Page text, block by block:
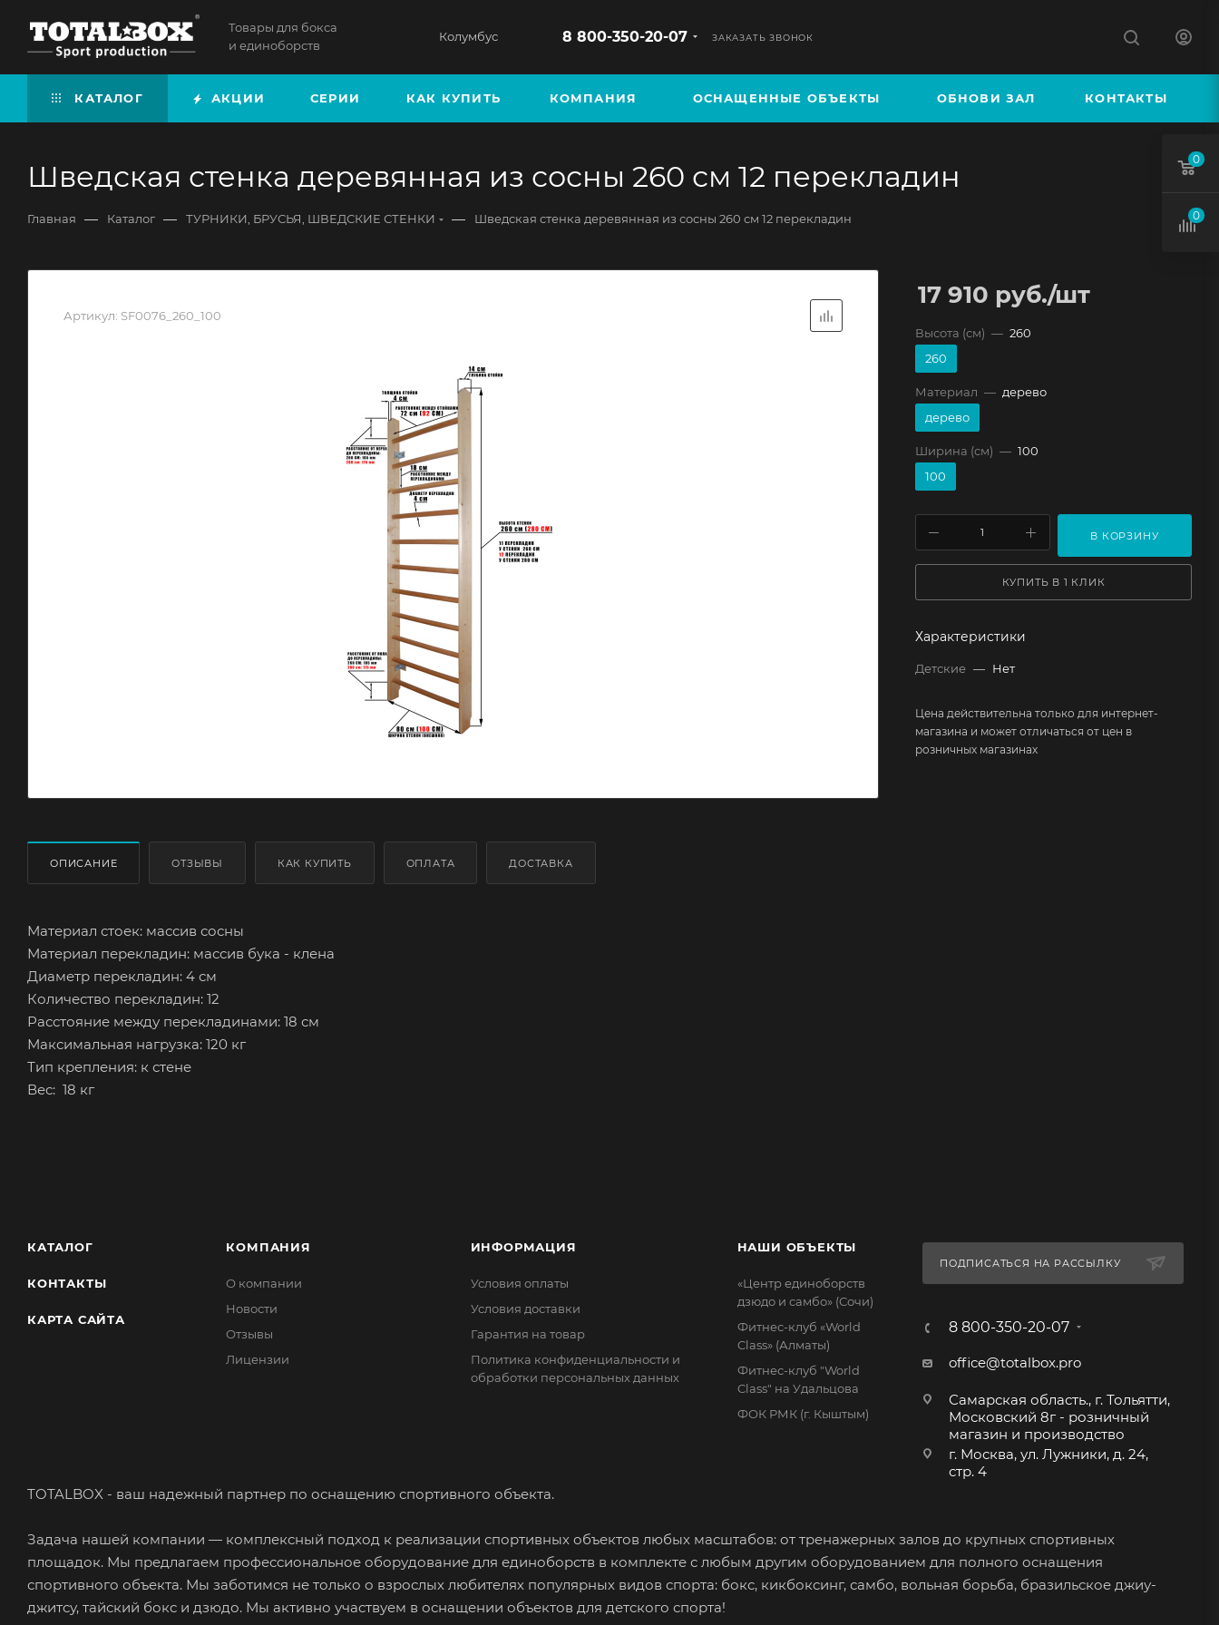
Товары для бокса
и единоборств
Колумбус 8 800-350-20-07 ЗАКАЗАТЬ ЗВОНОК
КАТАЛОГ АКЦИИ СЕРИИ КАК КУПИТЬ КОМПАНИЯ ОСНАЩЕННЫЕ ОБЪЕКТЫ ОБНОВИ ЗАЛ КОНТАКТЫ
Шведская стенка деревянная из сосны 260 см 12 перекладин
Главная — Каталог — ТУРНИКИ, БРУСЬЯ, ШВЕДСКИЕ СТЕНКИ — Шведская стенка деревянная из сосны 260 см 12 перекладин
Артикул: SF0076_260_100
ОПИСАНИЕ ОТЗЫВЫ КАК КУПИТЬ ОПЛАТА ДОСТАВКА
Материал стоек: массив сосны
Материал перекладин: массив бука - клена
Диаметр перекладин: 4 см
Количество перекладин: 12
Расстояние между перекладинами: 18 см
Максимальная нагрузка: 120 кг
Тип крепления: к стене
Вес: 18 кг
17 910 руб./шт
Высота (см) — 260
260
Материал — дерево
дерево
Ширина (см) — 100
100
В КОРЗИНУ
КУПИТЬ В 1 КЛИК
Характеристики
Детские — Нет
Цена действительна только для интернет-
магазина и может отличаться от цен в
розничных магазинах
КАТАЛОГ
КОНТАКТЫ
КАРТА САЙТА
КОМПАНИЯ
О компании
Новости
Отзывы
Лицензии
ИНФОРМАЦИЯ
Условия оплаты
Условия доставки
Гарантия на товар
Политика конфиденциальности и
обработки персональных данных
НАШИ ОБЪЕКТЫ
«Центр единоборств
дзюдо и самбо» (Сочи)
Фитнес-клуб «World
Class» (Алматы)
Фитнес-клуб "World
Class" на Удальцова
ФОК РМК (г. Кыштым)
ПОДПИСАТЬСЯ НА РАССЫЛКУ
8 800-350-20-07
office@totalbox.pro
Самарская область., г. Тольятти,
Московский 8г - розничный
магазин и производство
г. Москва, ул. Лужники, д. 24,
стр. 4
TOTALBOX - ваш надежный партнер по оснащению спортивного объекта.
Задача нашей компании — комплексный подход к реализации спортивных объектов любых масштабов: от тренажерных залов до крупных спортивных
площадок. Мы предлагаем профессиональное оборудование для единоборств в комплекте с любым другим оборудованием для полного оснащения
спортивного объекта. Мы заботимся не только о взрослых любителях популярных видов спорта: бокс, кикбоксинг, самбо, вольная борьба, бразильское джиу-
джитсу, тайский бокс и дзюдо. Мы активно участвуем в оснащении объектов для детского спорта!
0
0